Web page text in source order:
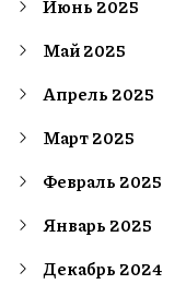
Июнь 2025
Май 2025
Апрель 2025
Март 2025
Февраль 2025
Январь 2025
Декабрь 2024